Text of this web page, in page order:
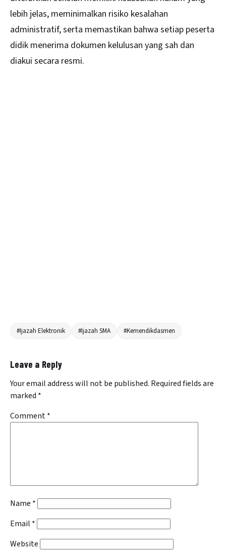
lebih jelas, meminimalkan risiko kesalahan
administratif, serta memastikan bahwa setiap peserta
didik menerima dokumen kelulusan yang sah dan
diakui secara resmi.
#Ijazah Elektronik #Ijazah SMA #Kemendikdasmen
Leave a Reply
Your email address will not be published. Required fields are
marked *
Comment*
Name *
Email *
Website